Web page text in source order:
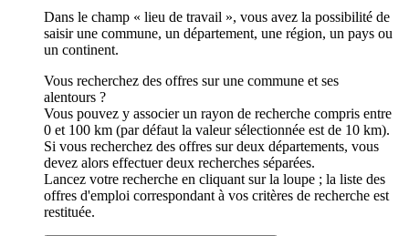
Dans le champ « lieu de travail », vous avez la possibilité de
saisir une commune, un département, une région, un pays ou
un continent.
Vous recherchez des offres sur une commune et ses
alentours ?
Vous pouvez y associer un rayon de recherche compris entre
0 et 100 km (par défaut la valeur sélectionnée est de 10 km).
Si vous recherchez des offres sur deux départements, vous
devez alors effectuer deux recherches séparées.
Lancez votre recherche en cliquant sur la loupe ; la liste des
offres d'emploi correspondant à vos critères de recherche est
restituée.